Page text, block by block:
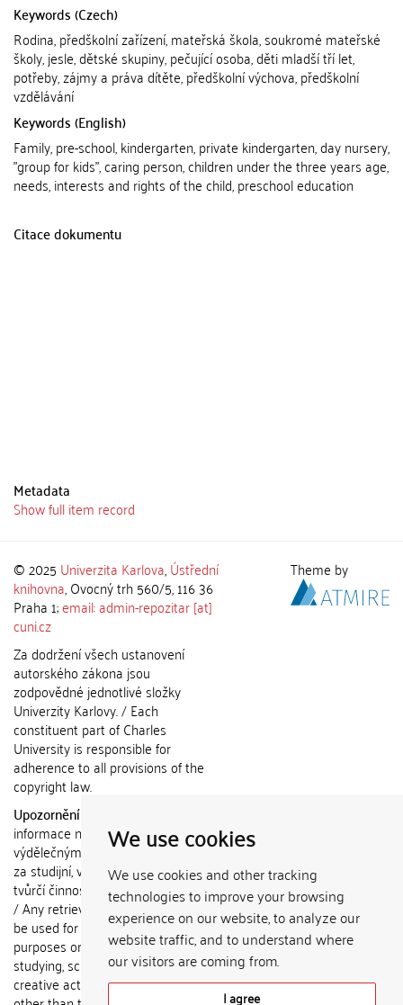
We use cookies
We use cookies and other tracking
technologies to improve your browsing
experience on our website, to analyze our
website traffic, and to understand where
our visitors are coming from.
I agree
Keywords (Czech)
Rodina, předškolní zařízení, mateřská škola, soukromé mateřské
školy, jesle, dětské skupiny, pečující osoba, děti mladší tří let,
potřeby, zájmy a práva dítěte, předškolní výchova, předškolní
vzdělávání
Keywords (English)
Family, pre-school, kindergarten, private kindergarten, day nursery,
"group for kids", caring person, children under the three years age,
needs, interests and rights of the child, preschool education
Citace dokumentu
Metadata
Show full item record
© 2025 Univerzita Karlova,Ústřední
knihovna, Ovocný trh 560/5, 116 36
Praha 1;email: admin-repozitar [at]
cuni.cz
Za dodržení všech ustanovení
autorského zákona jsou
zodpovědné jednotlivé složky
Univerzity Karlovy. / Each
constituent part of Charles
University is responsible for
adherence to all provisions of the
copyright law.
Upozornění / Notice:
informace nemohou být použity k
výdělečným účelům nebo vydávány
za studijní, vědeckou nebo jinou
tvůrčí činnost jiné osoby než autora.
/ Any retrieved information shall not
be used for any commercial
purposes or claimed as results of
studying, scientific or any other
creative activities of any person
Theme by